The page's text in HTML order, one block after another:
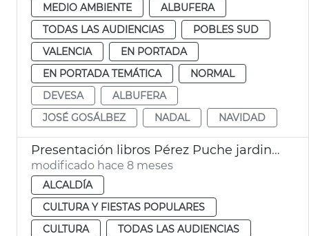
MEDIO AMBIENTE
ALBUFERA
TODAS LAS AUDIENCIAS
POBLES SUD
VALENCIA
EN PORTADA
EN PORTADA TEMÁTICA
NORMAL
DEVESA
ALBUFERA
JOSÉ GOSÁLBEZ
NADAL NAVIDAD
Presentación libros Pérez Puche jardines València
modificado hace 8 meses
ALCALDÍA
CULTURA Y FIESTAS POPULARES
CULTURA
TODAS LAS AUDIENCIAS